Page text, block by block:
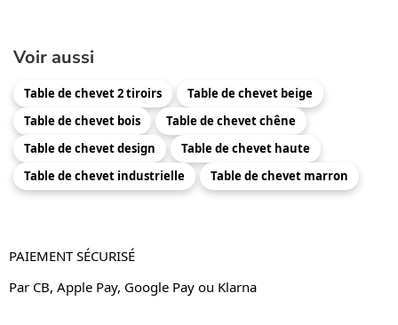
Voir aussi
Table de chevet 2 tiroirs
Table de chevet beige
Table de chevet bois
Table de chevet chêne
Table de chevet design
Table de chevet haute
Table de chevet industrielle
Table de chevet marron
PAIEMENT SÉCURISÉ
Par CB, Apple Pay, Google Pay ou Klarna